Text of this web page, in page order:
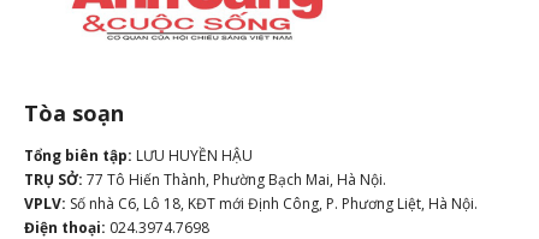
Tòa soạn
Tổng biên tập: LƯU HUYỀN HẬU
TRỤ SỞ: 77 Tô Hiến Thành, Phường Bạch Mai, Hà Nội.
VPLV: Số nhà C6, Lô 18, KĐT mới Định Công, P. Phương Liệt, Hà Nội.
Điện thoại: 024.3974.7698